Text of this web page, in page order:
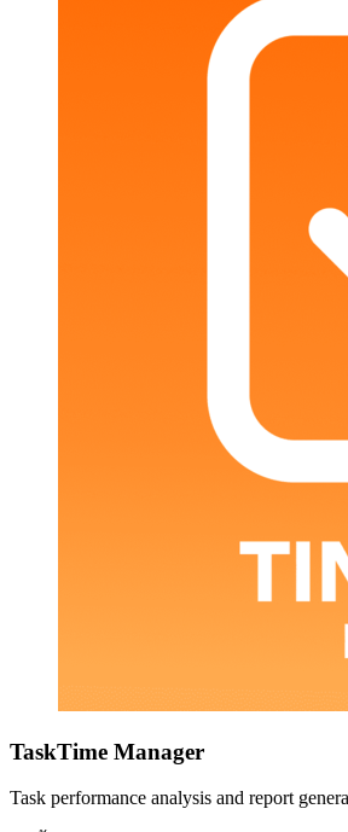
TaskTime Manager
Task performance analysis and report